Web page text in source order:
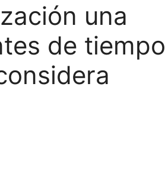
una
de tiempo